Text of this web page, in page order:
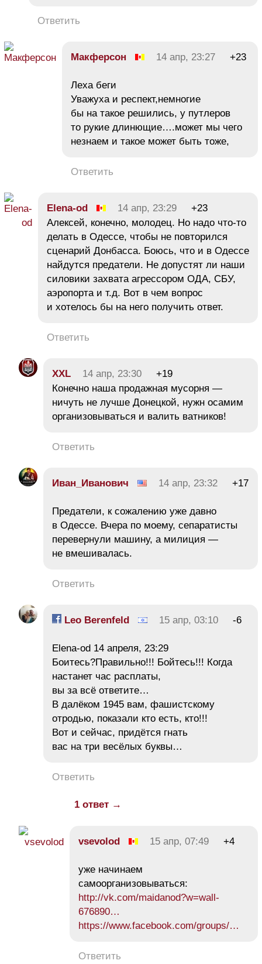
Ответить
Макферсон 14 апр, 23:27 +23
Леха беги
Уважуха и респект,немногие
бы на такое решились, у путлеров
то рукие длинющие….может мы чего
незнаем и такое может быть тоже,
Ответить
Elena-od 14 апр, 23:29
+23
Алексей, конечно, молодец. Но надо что-то
делать в Одессе, чтобы не повторился
сценарий Донбасса. Боюсь, что и в Одессе
найдутся предатели. Не допустят ли наши
силовики захвата агрессором ОДА, СБУ,
аэропорта и т.д. Вот в чем вопрос
и хотелось бы на него получить ответ.
Ответить
XXL 14 апр, 23:30
+19
Конечно наша продажная мусорня —
ничуть не лучше Донецкой, нужн осамим
организовываться и валить ватников!
Ответить
Иван_Иванович 14 апр, 23:32 +17
Предатели, к сожалению уже давно
в Одессе. Вчера по моему, сепаратисты
перевернули машину, а милиция —
не вмешивалась.
Ответить
Leo Berenfeld 15 апр, 03:10 -6
Elena-od 14 апреля, 23:29
Боитесь?Правильно!!! Бойтесь!!! Когда
настанет час расплаты,
вы за всё ответите…
В далёком 1945 вам, фашистскому
отродью, показали кто есть, кто!!!
Вот и сейчас, придётся гнать
вас на три весёлых буквы…
Ответить
1 ответ →
vsevolod 15 апр, 07:49 +4
уже начинаем
самоорганизовываться:
http://vk.com/maidanod?w=wall-
676890…
https://www.facebook.com/groups/…
Ответить